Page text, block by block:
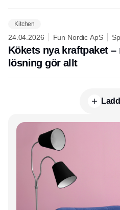
Kitchen
24.04.2026 Fun Nordic ApS
Kökets nya kraftpaket –
lösning gör allt